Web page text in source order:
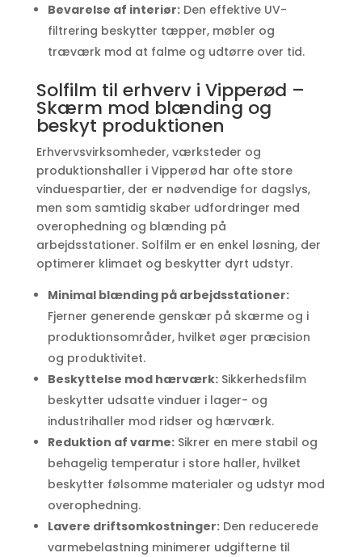
Bevarelse af interiør:Den effektive UV-
filtrering beskytter tæpper, møbler og
træværk mod at falme og udtørre over tid.
Solfilm til erhverv i Vipperød –
Skærm mod blænding og
beskyt produktionen
Erhvervsvirksomheder, værksteder og
produktionshaller i Vipperød har ofte store
vinduespartier, der er nødvendige for dagslys,
men som samtidig skaber udfordringer med
overophedning og blænding på
arbejdsstationer. Solfilm er en enkel løsning, der
optimerer klimaet og beskytter dyrt udstyr.
Minimal blænding på arbejdsstationer:
Fjerner generende genskær på skærme og i
produktionsområder, hvilket øger præcision
og produktivitet.
Beskyttelse mod hærværk:Sikkerhedsfilm
beskytter udsatte vinduer i lager- og
industrihaller mod ridser og hærværk.
Reduktion af varme:Sikrer en mere stabil og
behagelig temperatur i store haller, hvilket
beskytter følsomme materialer og udstyr mod
overophedning.
Lavere driftsomkostninger:Den reducerede
varmebelastning minimerer udgifterne til